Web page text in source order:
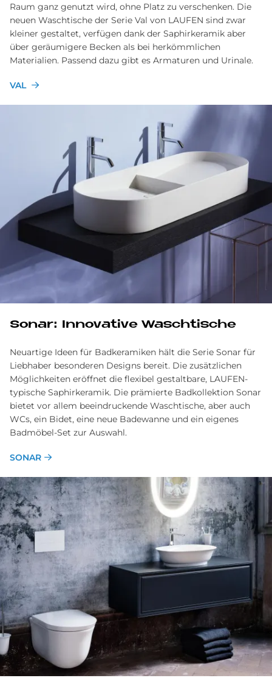
Raum ganz genutzt wird, ohne Platz zu verschenken. Die
neuen Waschtische der Serie Val von LAUFEN sind zwar
kleiner gestaltet, verfügen dank der Saphirkeramik aber
über geräumigere Becken als bei herkömmlichen
Materialien. Passend dazu gibt es Armaturen und Urinale.
VAL
Sonar: Innovative Waschtische
Neuartige Ideen für Badkeramiken hält die Serie Sonar für
Liebhaber besonderen Designs bereit. Die zusätzlichen
Möglichkeiten eröffnet die flexibel gestaltbare, LAUFEN-
typische Saphirkeramik. Die prämierte Badkollektion Sonar
bietet vor allem beeindruckende Waschtische, aber auch
WCs, ein Bidet, eine neue Badewanne und ein eigenes
Badmöbel-Set zur Auswahl.
SONAR